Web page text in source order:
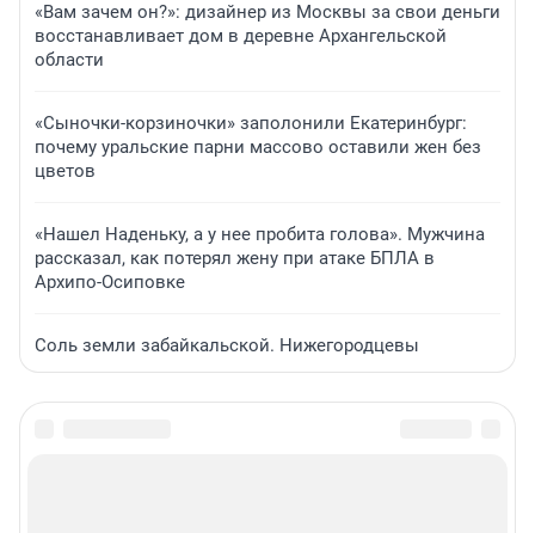
«Вам зачем он?»: дизайнер из Москвы за свои деньги
восстанавливает дом в деревне Архангельской
области
«Сыночки-корзиночки» заполонили Екатеринбург:
почему уральские парни массово оставили жен без
цветов
«Нашел Наденьку, а у нее пробита голова». Мужчина
рассказал, как потерял жену при атаке БПЛА в
Архипо-Осиповке
Соль земли забайкальской. Нижегородцевы